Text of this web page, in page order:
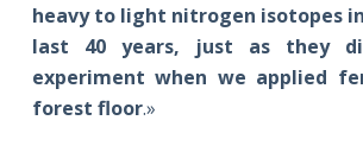
heavy to light nitrogen isotopes
last 40 years, just as they
experiment when we applied
forest floor.»